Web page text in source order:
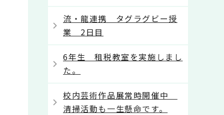
流・龍連携 タグラグビー授
業 2日目
6年生 租税教室を実施しまし
た。
校内芸術作品展常時開催中
清掃活動も一生懸命です。